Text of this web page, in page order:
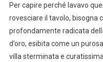
Per capire perché lavavo
rovesciare il tavolo, bisogna
profondamente radicata
d’oro, esibita come un
villa sterminata e